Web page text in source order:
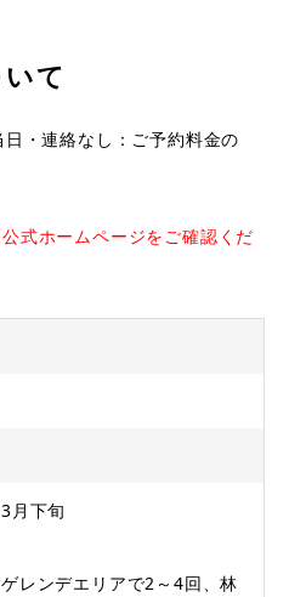
て
・連絡なし：ご予約料金の
式ホームページをご確認くだ
月下旬
レンデエリアで2～4回、林